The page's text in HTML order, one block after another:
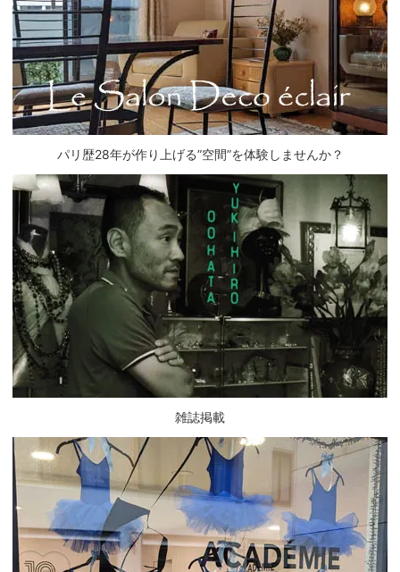
パリ歴28年が作り上げる”空間”を体験しませんか？
雑誌掲載